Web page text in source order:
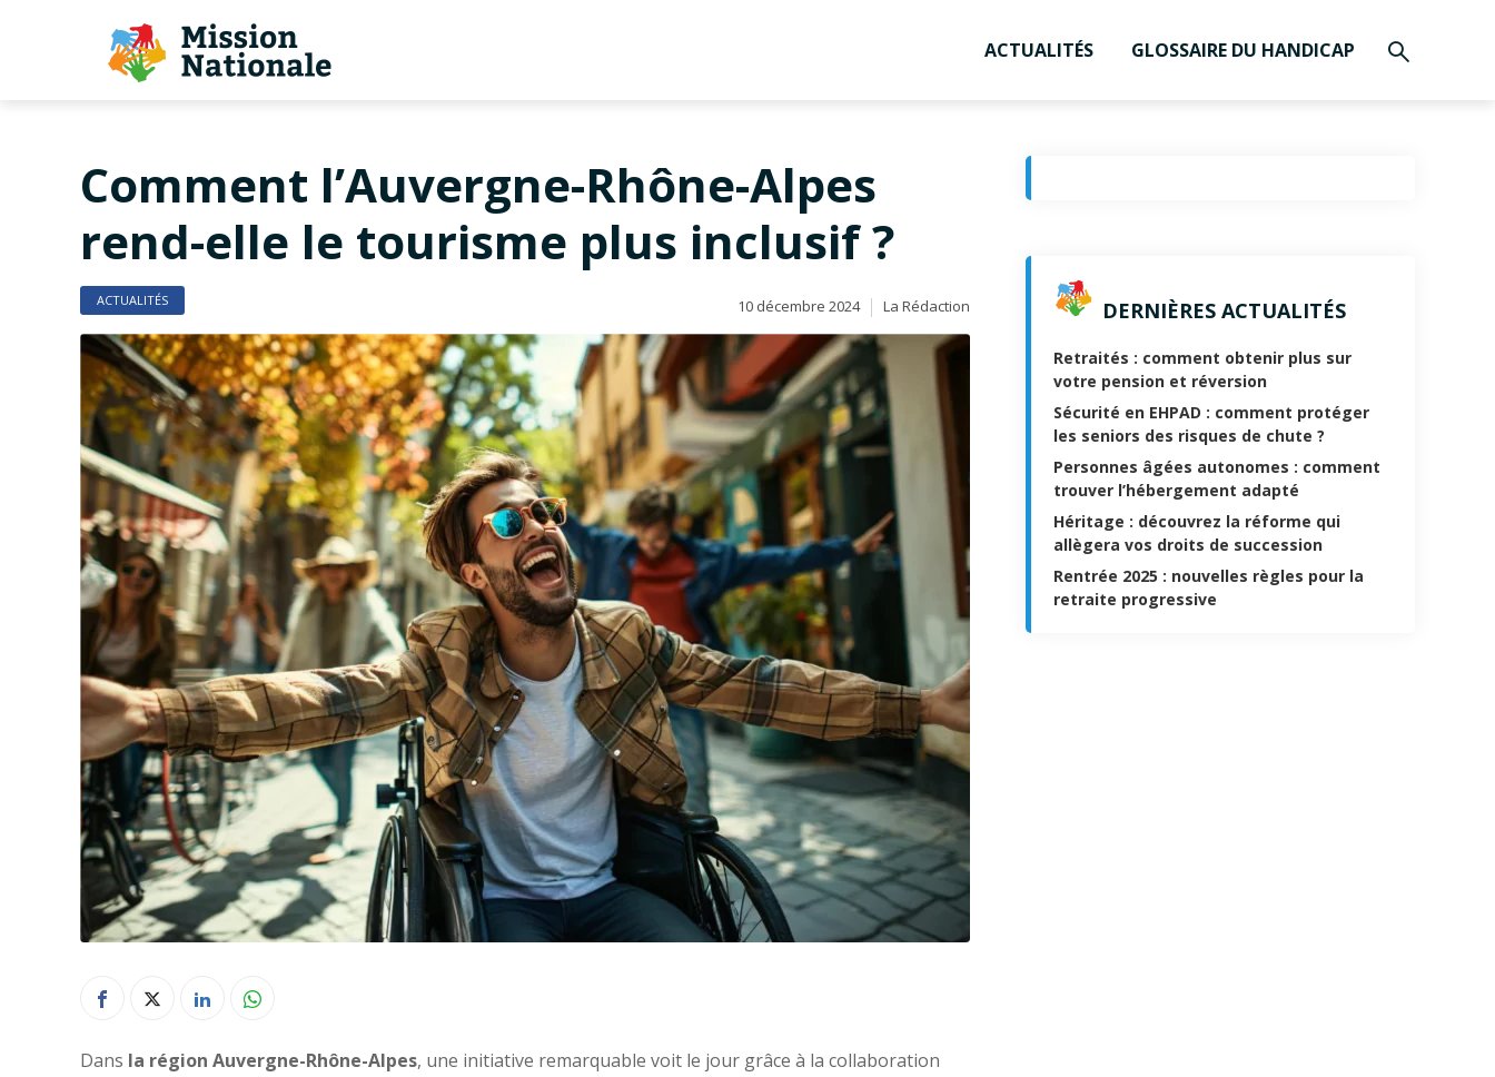
ACTUALITÉS GLOSSAIRE DU HANDICAP
Comment l’Auvergne-Rhône-Alpes
rend-elle le tourisme plus inclusif ?
ACTUALITÉS 10 décembre 2024 La Rédaction
Dans la région Auvergne-Rhône-Alpes, une initiative remarquable voit le jour grâce à la collaboration
DERNIÈRES ACTUALITÉS
Retraités : comment obtenir plus sur
votre pension et réversion
Sécurité en EHPAD : comment protéger
les seniors des risques de chute ?
Personnes âgées autonomes : comment
trouver l’hébergement adapté
Héritage : découvrez la réforme qui
allègera vos droits de succession
Rentrée 2025 : nouvelles règles pour la
retraite progressive